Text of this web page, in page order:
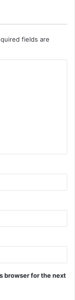
fields are
browser for the next